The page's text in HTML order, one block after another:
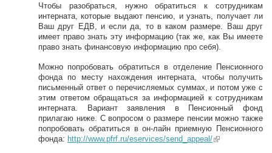
Чтобы разобраться, нужно обратиться к сотрудникам
интерната, которые выдают пенсию, и узнать, получает ли
Ваш друг ЕДВ, и если да, то в каком размере. Ваш друг
имеет право знать эту информацию (так же, как Вы имеете
право знать финансовую информацию про себя).
Можно попробовать обратиться в отделение Пенсионного
фонда по месту нахождения интерната, чтобы получить
письменный ответ о перечисляемых суммах, и потом уже с
этим ответом обращаться за информацией к сотрудникам
интерната. Вариант заявления в Пенсионный фонд
прилагаю ниже. С вопросом о размере пенсии можно также
попробовать обратиться в он-лайн приемную Пенсионного
фонда: http://www.pfrf.ru/eservices/send_appeal/(link is